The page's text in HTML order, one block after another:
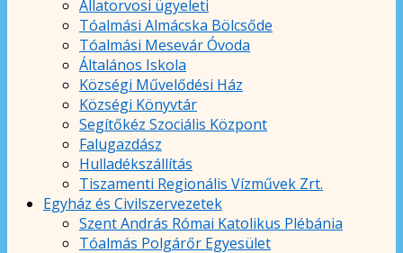
Állatorvosi ügyeleti
Tóalmási Almácska Bölcsőde
Tóalmási Mesevár Óvoda
Általános Iskola
Községi Művelődési Ház
Községi Könyvtár
Segítőkéz Szociális Központ
Falugazdász
Hulladékszállítás
Tiszamenti Regionális Vízművek Zrt.
Egyház és Civilszervezetek
Szent András Római Katolikus Plébánia
Tóalmás Polgárőr Egyesület